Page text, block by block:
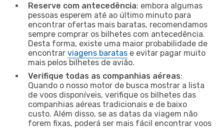
Reserve com antecedência: embora algumas
pessoas esperem até ao último minuto para
encontrar ofertas mais baratas, recomendamos
sempre comprar os bilhetes com antecedência.
Desta forma, existe uma maior probabilidade de
encontrar viagens baratas e evitar pagar muito
mais pelos bilhetes de avião.
Verifique todas as companhias aéreas:
Quando o nosso motor de busca mostrar a lista
de voos disponíveis, verifique os bilhetes das
companhias aéreas tradicionais e de baixo
custo. Além disso, se as datas da viagem não
forem fixas, poderá ser mais fácil encontrar voos